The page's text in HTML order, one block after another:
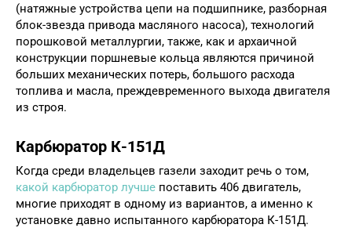
(натяжные устройства цепи на подшипнике, разборная
блок-звезда привода масляного насоса), технологий
порошковой металлургии, также, как и архаичной
конструкции поршневые кольца являются причиной
больших механических потерь, большого расхода
топлива и масла, преждевременного выхода двигателя
из строя.
Карбюратор К-151Д
Когда среди владельцев газели заходит речь о том,
какой карбюратор лучше поставить 406 двигатель,
многие приходят в одному из вариантов, а именно к
установке давно испытанного карбюратора К-151Д.